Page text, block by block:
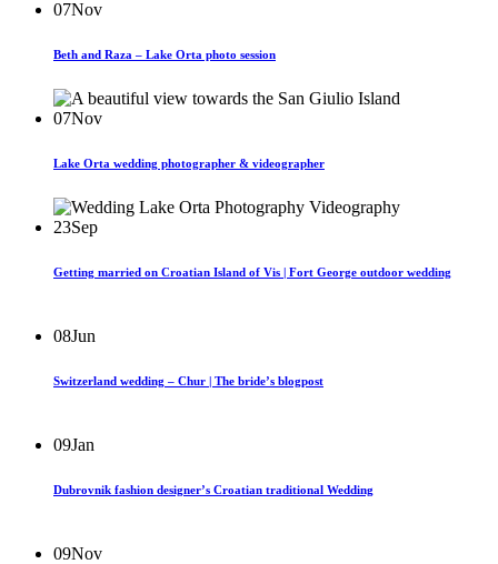
07Nov
Beth and Raza – Lake Orta photo session
07Nov
Lake Orta wedding photographer & videographer
23Sep
Getting married on Croatian Island of Vis | Fort George outdoor wedding
08Jun
Switzerland wedding – Chur | The bride’s blogpost
09Jan
Dubrovnik fashion designer’s Croatian traditional Wedding
09Nov